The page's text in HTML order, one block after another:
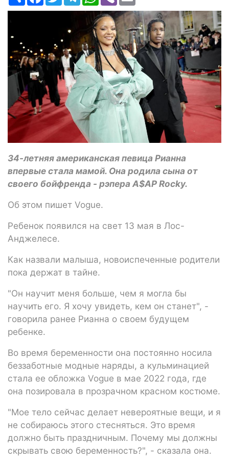
34-летняя американская певица Рианна
впервые стала мамой. Она родила сына от
своего бойфренда - рэпера A$AP Rocky.
Об этом пишет Vogue.
Ребенок появился на свет 13 мая в Лос-
Анджелесе.
Как назвали малыша, новоиспеченные родители
пока держат в тайне.
"Он научит меня больше, чем я могла бы
научить его. Я хочу увидеть, кем он станет", -
говорила ранее Рианна о своем будущем
ребенке.
Во время беременности она постоянно носила
беззаботные модные наряды, а кульминацией
стала ее обложка Vogue в мае 2022 года, где
она позировала в прозрачном красном костюме.
"Мое тело сейчас делает невероятные вещи, и я
не собираюсь этого стесняться. Это время
должно быть праздничным. Почему мы должны
скрывать свою беременность?", - сказала она.